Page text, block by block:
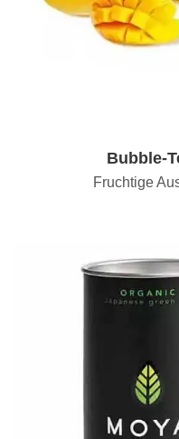
Bubble-
Fruchtige